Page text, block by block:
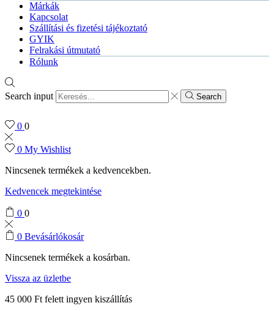
Márkák
Kapcsolat
Szállítási és fizetési tájékoztató
GYIK
Felrakási útmutató
Rólunk
Search input Search
0 0
0 My Wishlist
Nincsenek termékek a kedvencekben.
Kedvencek megtekintése
0 0
0 Bevásárlókosár
Nincsenek termékek a kosárban.
Vissza az üzletbe
45 000 Ft felett ingyen kiszállítás